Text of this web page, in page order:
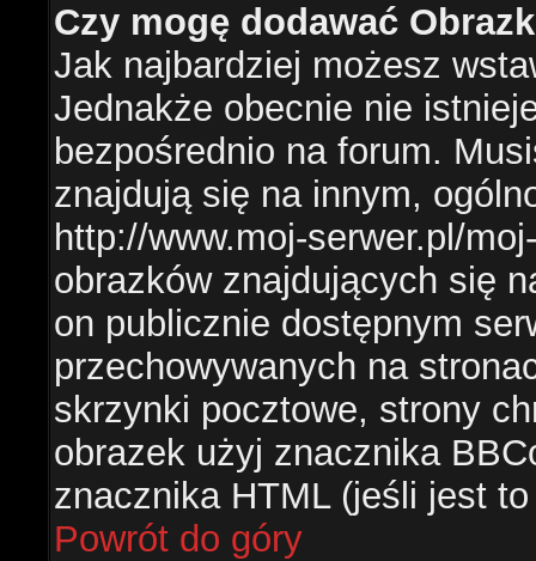
Czy mogę dodawać
Jak najbardziej możesz
Jednakże obecnie nie
bezpośrednio na forum.
znajdują się na innym,
http://www.moj-serwer.pl/
obrazków znajdujących się
on publicznie dostępnym
przechowywanych na
skrzynki pocztowe, strony
obrazek użyj znacznika
znacznika HTML (jeśli jest
Powrót do góry